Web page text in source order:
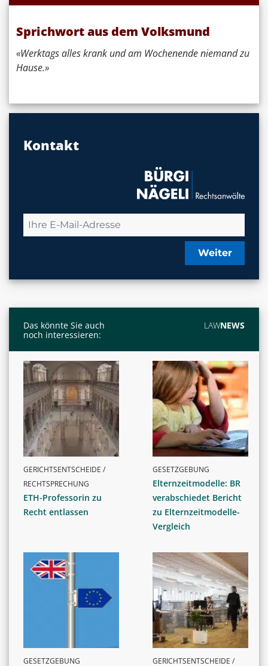
Sprichwort aus dem Volksmund
«Werktags alles krank und am Wochenende niemand zu
Hause.»
Kontakt
Weiter
Das könnte Sie auch
noch interessieren:
LAWNEWS
GERICHTSENTSCHEIDE /
RECHTSPRECHUNG
ETH-Professorin zu
Recht entlassen
GESETZGEBUNG
Elternzeitmodelle: BR
verabschiedet Bericht
zu Elternzeitmodelle-
Vergleich
GESETZGEBUNG GERICHTSENTSCHEIDE /